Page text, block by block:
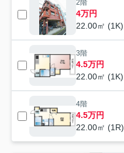
2階
4万円
22.00㎡ (1K)
3階
4.5万円
22.00㎡ (1K)
4階
4.5万円
22.00㎡ (1R)